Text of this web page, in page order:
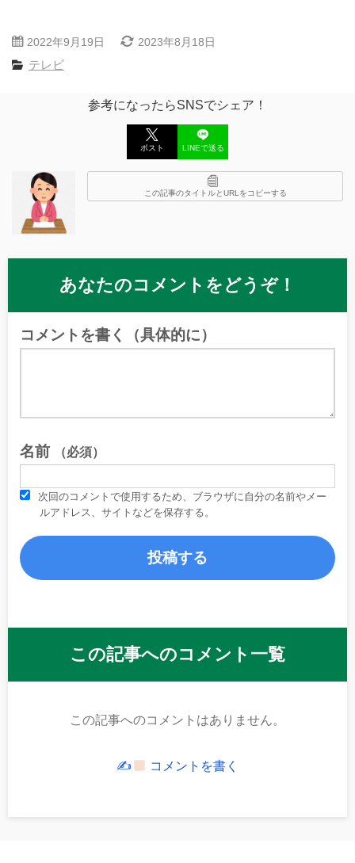
2022年9月19日 2023年8月18日
テレビ
参考になったらSNSでシェア！
ポスト LINEで送る
この記事のタイトルとURLをコピーする
あなたのコメントをどうぞ！
コメントを書く（具体的に）
名前 （必須）
次回のコメントで使用するため、ブラウザに自分の名前やメー
ルアドレス、サイトなどを保存する。
この記事へのコメント一覧
この記事へのコメントはありません。
✍ コメントを書く